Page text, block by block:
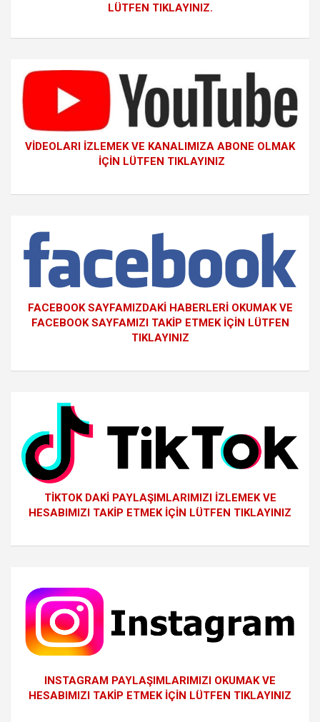
LÜTFEN TIKLAYINIZ.
VİDEOLARI İZLEMEK VE KANALIMIZA ABONE OLMAK
İÇİN LÜTFEN TIKLAYINIZ
FACEBOOK SAYFAMIZDAKİ HABERLERİ OKUMAK VE
FACEBOOK SAYFAMIZI TAKİP ETMEK İÇİN LÜTFEN
TIKLAYINIZ
TİKTOK DAKİ PAYLAŞIMLARIMIZI İZLEMEK VE
HESABIMIZI TAKİP ETMEK İÇİN LÜTFEN TIKLAYINIZ
INSTAGRAM PAYLAŞIMLARIMIZI OKUMAK VE
HESABIMIZI TAKİP ETMEK İÇİN LÜTFEN TIKLAYINIZ